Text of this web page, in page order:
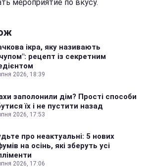
мероприятие по вкусу.
ікра, яку називають
рецепт із секретним
2026, 18:39
заполонили дім? Прості способи
їх і не пустити назад
2026, 17:53
про неактуальні: 5 нових
на осінь, які зберуть усі
2026, 17:06